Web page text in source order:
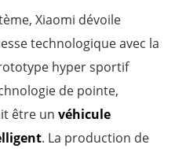
Xiaomi dévoile
technologique avec la
hyper sportif
de pointe,
être un véhicule
. La production de